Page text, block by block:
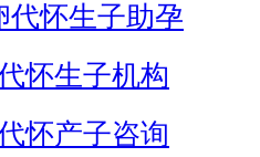
代怀生子助孕
怀生子机构
怀产子咨询